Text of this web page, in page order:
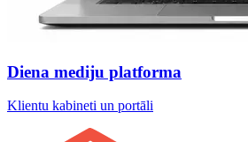
Diena mediju platforma
Klientu kabineti un portāli